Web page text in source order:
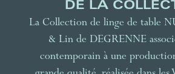
DE LA
La Collection de linge de table
& Lin de DEGRENNE
contemporain à une